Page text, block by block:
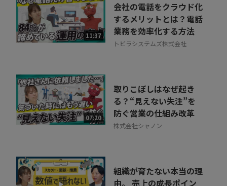
11:37
会社の電話をクラウド化
するメリットとは？電話
業務を効率化する方法
トビラシステムズ株式会社
07:20
取りこぼしはなぜ起き
る？“見えない失注”を
防ぐ営業の仕組み改革
株式会社シャノン
組織が育たない本当の理
由。 売上の成長ポイン